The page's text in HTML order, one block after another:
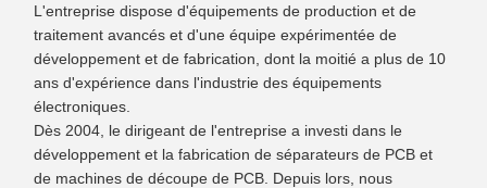
L'entreprise dispose d'équipements de production et de
traitement avancés et d'une équipe expérimentée de
développement et de fabrication, dont la moitié a plus de 10
ans d'expérience dans l'industrie des équipements
électroniques.
Dès 2004, le dirigeant de l'entreprise a investi dans le
développement et la fabrication de séparateurs de PCB et
de machines de découpe de PCB. Depuis lors, nous